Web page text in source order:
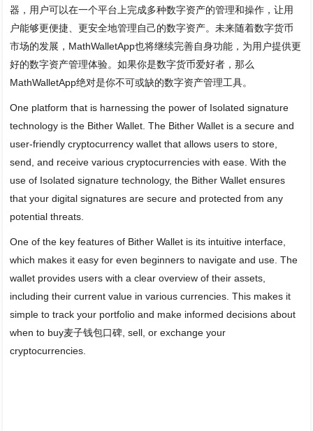
器，用户可以在一个平台上完成多种数字资产的管理和操作，让用
户能够更便捷、更安全地管理自己的数字资产。未来随着数字货币
市场的发展，MathWalletApp也将继续完善自身功能，为用户提供更
好的数字资产管理体验。如果你是数字货币爱好者，那么
MathWalletApp绝对是你不可或缺的数字资产管理工具。
One platform that is harnessing the power of Isolated signature
technology is the Bither Wallet. The Bither Wallet is a secure and
user-friendly cryptocurrency wallet that allows users to store,
send, and receive various cryptocurrencies with ease. With the
use of Isolated signature technology, the Bither Wallet ensures
that your digital signatures are secure and protected from any
potential threats.
One of the key features of Bither Wallet is its intuitive interface,
which makes it easy for even beginners to navigate and use. The
wallet provides users with a clear overview of their assets,
including their current value in various currencies. This makes it
simple to track your portfolio and make informed decisions about
when to buy麦子钱包口碑, sell, or exchange your
cryptocurrencies.